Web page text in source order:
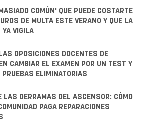
COMÚN' QUE PUEDE COSTARTE
DE MULTA ESTE VERANO Y QUE LA
YA VIGILA
OPOSICIONES DOCENTES DE
CAMBIAR EL EXAMEN POR UN TEST Y
ELIMINATORIAS
LAS DERRAMAS DEL ASCENSOR: CÓMO
PAGA REPARACIONES